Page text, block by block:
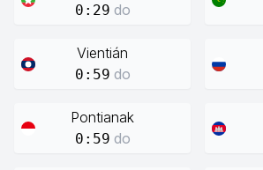
0:29 do
Vientián
0:59 do
Pontianak
0:59 do